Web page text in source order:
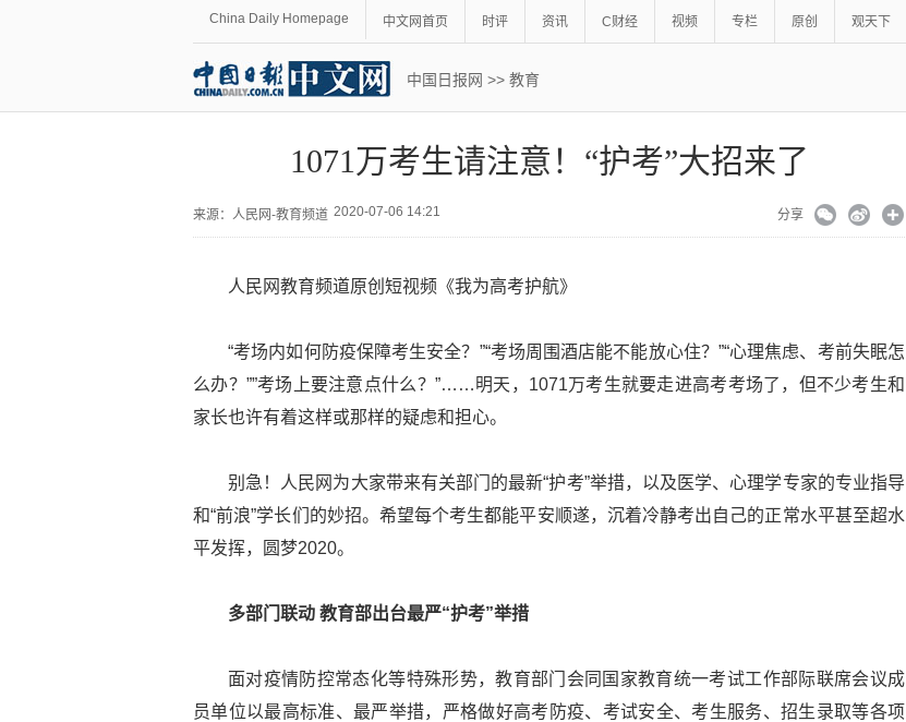
China Daily Homepage 中文网首页 时评 资讯 C财经 视频 专栏 原创 观天下
中国日报网 >> 教育
1071万考生请注意！“护考”大招来了
来源： 人民网-教育频道 2020-07-06 14:21 分享
人民网教育频道原创短视频《我为高考护航》
“考场内如何防疫保障考生安全？”“考场周围酒店能不能放心住？”“心理焦虑、考前失眠怎
么办？””考场上要注意点什么？”……明天，1071万考生就要走进高考考场了，但不少考生和
家长也许有着这样或那样的疑虑和担心。
别急！人民网为大家带来有关部门的最新“护考”举措，以及医学、心理学专家的专业指导
和“前浪”学长们的妙招。希望每个考生都能平安顺遂，沉着冷静考出自己的正常水平甚至超水
平发挥，圆梦2020。
多部门联动 教育部出台最严“护考”举措
面对疫情防控常态化等特殊形势，教育部门会同国家教育统一考试工作部际联席会议成
员单位以最高标准、最严举措，严格做好高考防疫、考试安全、考生服务、招生录取等各项